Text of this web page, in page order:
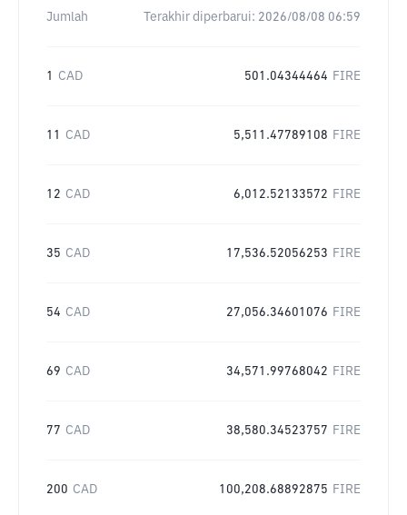
Jumlah Terakhir diperbarui: 2026/08/08 06:59
1 CAD 501.04344464 FIRE
11 CAD 5,511.47789108 FIRE
12 CAD 6,012.52133572 FIRE
35 CAD 17,536.52056253 FIRE
54 CAD 27,056.34601076 FIRE
69 CAD 34,571.99768042 FIRE
77 CAD 38,580.34523757 FIRE
200 CAD 100,208.68892875 FIRE